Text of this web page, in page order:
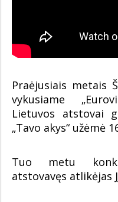
Praėjusiais metais
vykusiame
Lietuvos atstovai
„Tavo akys“ užėmė
Tuo metu
atstovavęs atlikėjas